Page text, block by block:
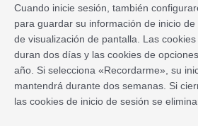
Cuando inicie sesión, también
para guardar su información de inicio
de visualización de pantalla. Las
duran dos días y las cookies de
año. Si selecciona «Recordarme», su
mantendrá durante dos semanas. Si
las cookies de inicio de sesión se